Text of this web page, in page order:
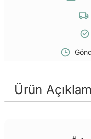
Ürün